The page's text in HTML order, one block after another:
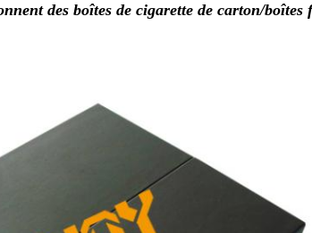
des boîtes de cigarette de carton/boîtes